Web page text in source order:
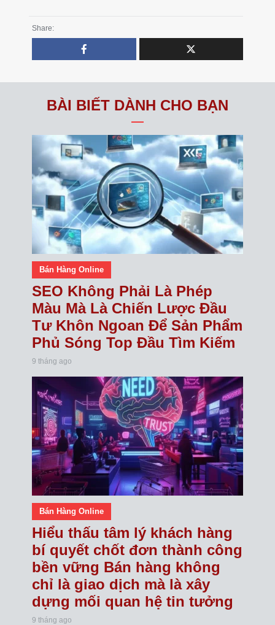
Share:
BÀI BIẾT DÀNH CHO BẠN
Bán Hàng Online
SEO Không Phải Là Phép
Màu Mà Là Chiến Lược Đầu
Tư Khôn Ngoan Để Sản Phẩm
Phủ Sóng Top Đầu Tìm Kiếm
9 tháng ago
Bán Hàng Online
Hiểu thấu tâm lý khách hàng
bí quyết chốt đơn thành công
bền vững Bán hàng không
chỉ là giao dịch mà là xây
dựng mối quan hệ tin tưởng
9 tháng ago